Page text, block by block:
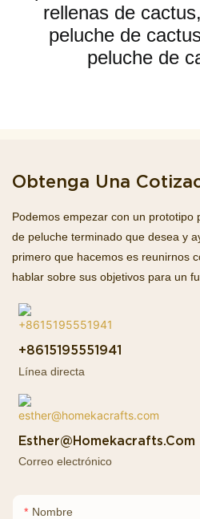
Obtenga Una
Podemos empezar con un prototipo
de peluche terminado que desea y
primero que hacemos es reunirnos
hablar sobre sus objetivos para un
+8615195551941
Línea directa
Esther@homekacrafts.com
Correo electrónico
Nombre